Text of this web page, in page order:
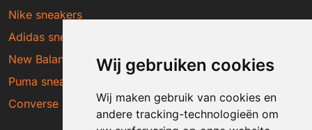
Wij gebruiken cookies
Wij maken gebruik van cookies en
andere tracking-technologieën om
Nike sneakers
Adidas sneakers
New Balance sneakers
Puma sneakers
Converse sneakers